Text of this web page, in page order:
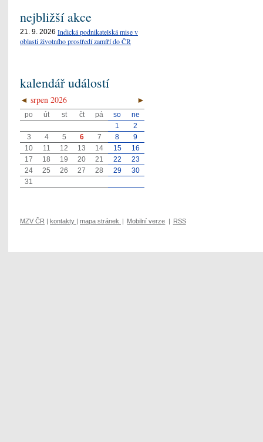
nejbližší akce
21. 9. 2026 Indická podnikatelská mise v
oblasti životního prostředí zamíří do ČR
kalendář událostí
◄ ►
srpen 2026
po út st čt pá so
ne
1
2
3
4 5 6 7 8
9
10
11 12 13 14 15
16
17
18 19 20 21 22
23
24
25 26 27 28 29
30
31
MZV ČR kontakty mapa stránek Mobilní verze RSS